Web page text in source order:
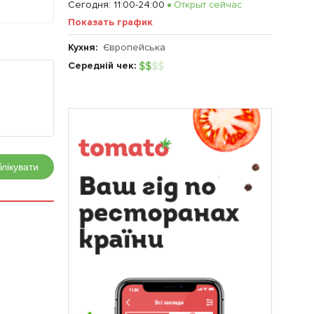
Сегодня: 11:00-24:00
Открыт сейчас
Показать график
Кухня: Європейська
Середній чек: $$$$